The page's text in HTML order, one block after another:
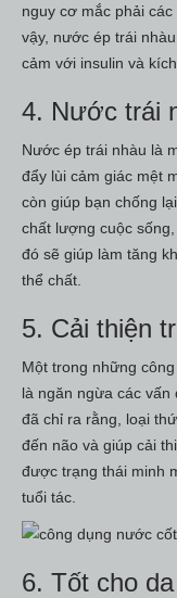
nguy cơ mắc phải
vậy, nước ép trái
cảm với insulin và
4. Nước trái
Nước ép trái nhàu là
đẩy lùi cảm giác mệt
còn giúp bạn chống
chất lượng cuộc
đó sẽ giúp làm tăng
thể chất.
5. Cải thiện
Một trong những
là ngăn ngừa các
đã chỉ ra rằng, loại
đến não và giúp cải
được trạng thái minh
tuổi tác.
6. Tốt cho da